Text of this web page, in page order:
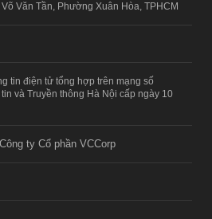
Văn Tần, Phường Xuân Hòa, TPHCM
tin điện tử tổng hợp trên mạng số
và Truyền thông Hà Nội cấp ngày 10
ty Cổ phần VCCorp